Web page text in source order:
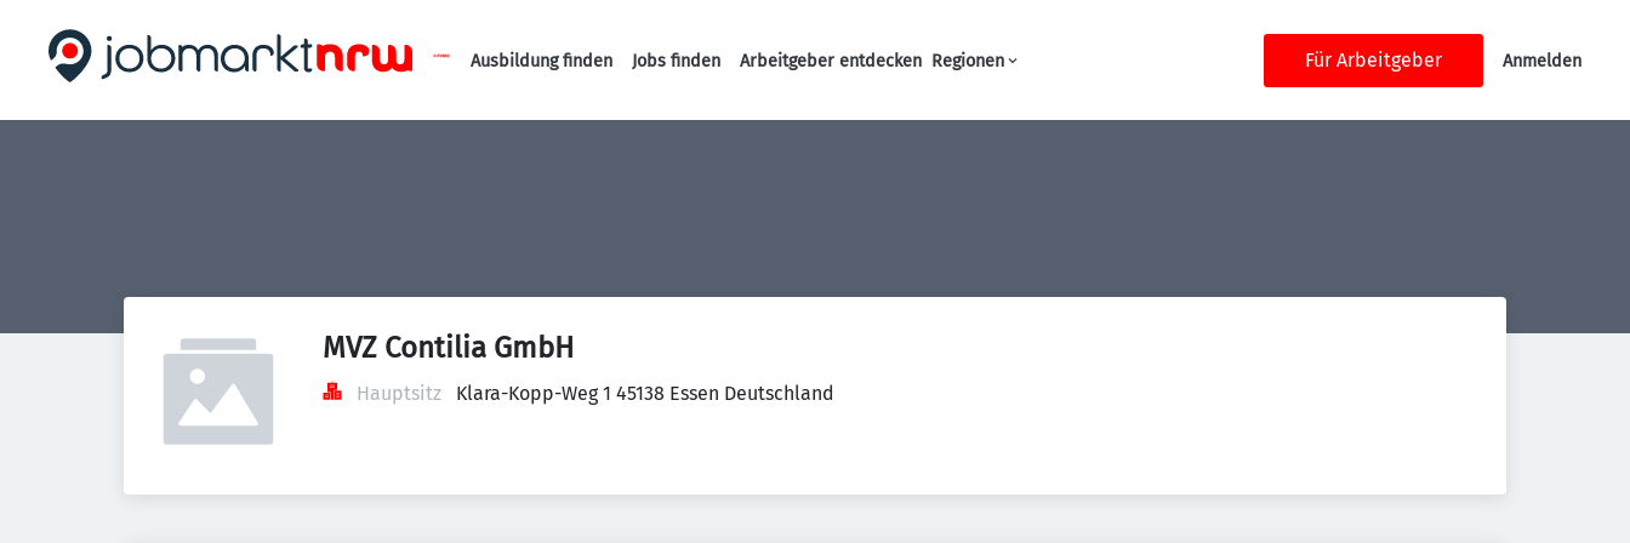
Haupt-Navigation
Ausbildung finden Jobs finden Arbeitgeber entdecken Regionen Für Arbeitgeber Anmelden
MVZ Contilia GmbH
Hauptsitz Klara-Kopp-Weg 1 45138 Essen Deutschland